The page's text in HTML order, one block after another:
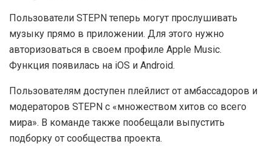
Пользователи STEPN теперь могут прослушивать
музыку прямо в приложении. Для этого нужно
авторизоваться в своем профиле Apple Music.
Функция появилась на iOS и Android.
Пользователям доступен плейлист от амбассадоров и
модераторов STEPN с «множеством хитов со всего
мира». В команде также пообещали выпустить
подборку от сообщества проекта.